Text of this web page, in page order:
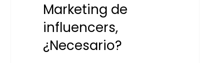
Marketing de
influencers,
¿Necesario?